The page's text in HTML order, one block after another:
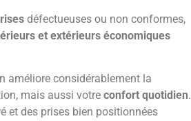
défectueuses ou non conformes,
et extérieurs économiques
améliore considérablement la
mais aussi votre confort quotidien.
et des prises bien positionnées